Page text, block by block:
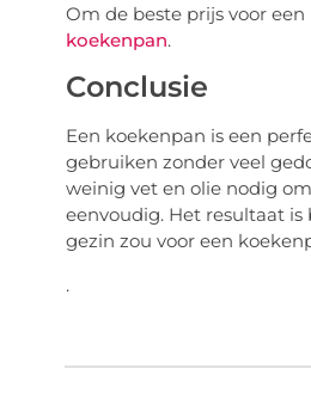
Om de beste prijs voor
koekenpan.
Conclusie
Een koekenpan is een
gebruiken zonder veel
weinig vet en olie nodig
eenvoudig. Het resultaat
gezin zou voor een
.